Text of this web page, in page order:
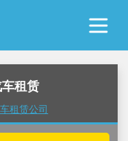
车租赁
租赁公司